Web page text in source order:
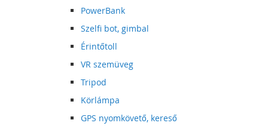
PowerBank
Szelfi bot, gimbal
Érintőtoll
VR szemüveg
Tripod
Körlámpa
GPS nyomkövető, kereső